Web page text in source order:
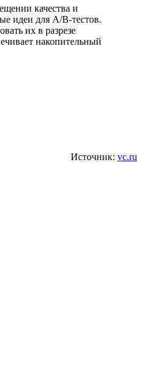
качества и
идеи для A/B-тестов.
их в разрезе
накопительный
Источник: vc.ru